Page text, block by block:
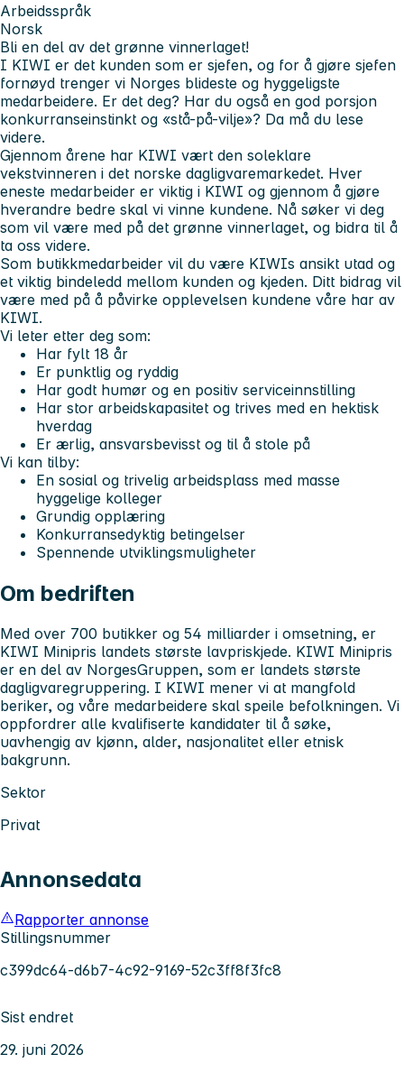
Arbeidsspråk
Norsk
Bli en del av det grønne vinnerlaget!
I KIWI er det kunden som er sjefen, og for å gjøre sjefen
fornøyd trenger vi Norges blideste og hyggeligste
medarbeidere. Er det deg? Har du også en god porsjon
konkurranseinstinkt og «stå-på-vilje»? Da må du lese
videre.
Gjennom årene har KIWI vært den soleklare
vekstvinneren i det norske dagligvaremarkedet. Hver
eneste medarbeider er viktig i KIWI og gjennom å gjøre
hverandre bedre skal vi vinne kundene. Nå søker vi deg
som vil være med på det grønne vinnerlaget, og bidra til å
ta oss videre.
Som butikkmedarbeider vil du være KIWIs ansikt utad og
et viktig bindeledd mellom kunden og kjeden. Ditt bidrag vil
være med på å påvirke opplevelsen kundene våre har av
KIWI.
Vi leter etter deg som:
Har fylt 18 år
Er punktlig og ryddig
Har godt humør og en positiv serviceinnstilling
Har stor arbeidskapasitet og trives med en hektisk
hverdag
Er ærlig, ansvarsbevisst og til å stole på
Vi kan tilby:
En sosial og trivelig arbeidsplass med masse
hyggelige kolleger
Grundig opplæring
Konkurransedyktig betingelser
Spennende utviklingsmuligheter
Om bedriften
Med over 700 butikker og 54 milliarder i omsetning, er
KIWI Minipris landets største lavpriskjede. KIWI Minipris
er en del av NorgesGruppen, som er landets største
dagligvaregruppering. I KIWI mener vi at mangfold
beriker, og våre medarbeidere skal speile befolkningen. Vi
oppfordrer alle kvalifiserte kandidater til å søke,
uavhengig av kjønn, alder, nasjonalitet eller etnisk
bakgrunn.
Sektor
Privat
Annonsedata
Rapporter annonse
Stillingsnummer
c399dc64-d6b7-4c92-9169-52c3ff8f3fc8
Sist endret
29. juni 2026